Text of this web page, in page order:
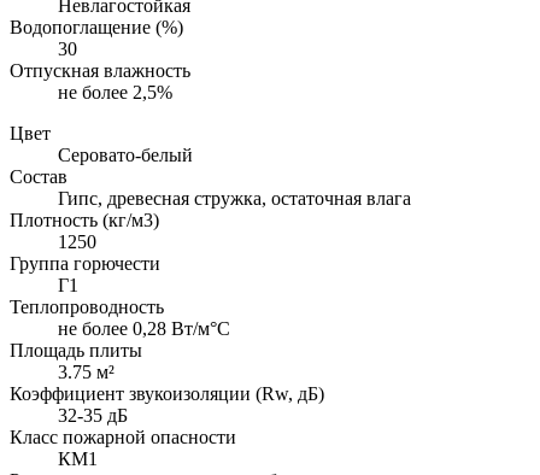
Невлагостойкая
Водопоглащение (%)
30
Отпускная влажность
не более 2,5%
Цвет
Серовато-белый
Состав
Гипс, древесная стружка, остаточная влага
Плотность (кг/м3)
1250
Группа горючести
Г1
Теплопроводность
не более 0,28 Вт/м°С
Площадь плиты
3.75 м²
Коэффициент звукоизоляции (Rw, дБ)
32-35 дБ
Класс пожарной опасности
КМ1